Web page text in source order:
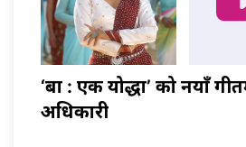
‘बा : एक योद्धा’ को नयाँ
अधिकारी